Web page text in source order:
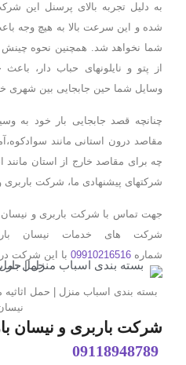
به دلیل تجربه بالای پرسنل این
شده و این سرعت بالا به هیچ وجه
شما نخواهد شد. همچنین نحوه چینش
از پتو و نایلونهای حباب دار،
وسایل شما حین جابجایی بین شهری
چنانچه قصد جابجایی بار خود به
مقاصد درون استانی مانند
چه برای مقاصد خارج از استان مانند
شرکتهای پیشنهادی ما، شرکت
جهت تماس با شرکت باربری و نیسان
شرکت های خدمات نیسان
شماره 09910216516 با این شرکت
بسته بندی اسباب منزل | حمل اثاثیه
شرکت باربری و نیسان
09118948789